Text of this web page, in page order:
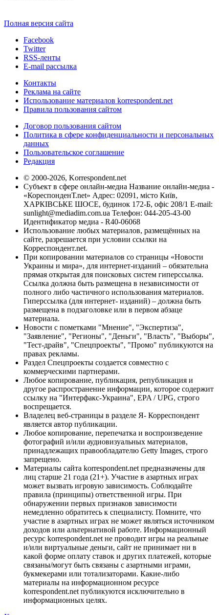
Полная версия сайта
Facebook
Twitter
RSS-ленты
E-mail рассылка
Контакты
Реклама на сайте
Использование материалов korrespondent.net
Правила пользования сайтом
Договор пользования сайтом
Политика в сфере конфиденциальности и персональных
данных
Пользовательское соглашение
Редакция
© 2000-2026, Korrespondent.net
Субъект в сфере онлайн-медиа Название онлайн-медиа -
«КореспонденТ.net» Адрес: 02091, місто Київ,
ХАРКІВСЬКЕ ШОСЕ, будинок 172-Б, офіс 208/1 E-mail:
sunlight@mediadim.com.ua Телефон: 044-205-43-00
Идентификатор медиа - R40-06068
Использование любых материалов, размещённых на
сайте, разрешается при условии ссылки на
Корреспондент.net.
При копировании материалов со страницы «Новости
Украины и мира», для интернет-изданий – обязательна
прямая открытая для поисковых систем гиперссылка.
Ссылка должна быть размещена в независимости от
полного либо частичного использования материалов.
Гиперссылка (для интернет- изданий) – должна быть
размещена в подзаголовке или в первом абзаце
материала.
Новости с пометками "Мнение", "Экспертиза",
"Заявление", "Регионы", "Деньги", "Власть", "Выборы",
"Тест-драйв", "Спецпроекты", "Промо" публикуются на
правах рекламы.
Раздел Спецпроекты создается совместно с
коммерческими партнерами.
Любое копирование, публикация, републикация и
другое распространение информации, которое содержит
ссылку на "Интерфакс-Украина", EPA / UPG, строго
воспрещается.
Владелец веб-страницы в разделе Я- Корреспондент
является автор публикации.
Любое копирование, перепечатка и воспроизведение
фотографий и/или аудиовизуальных материалов,
принадлежащих правообладателю Getty Images, строго
запрещено.
Материалы сайта korrespondent.net предназначены для
лиц старше 21 года (21+). Участие в азартных играх
может вызвать игровую зависимость. Соблюдайте
правила (принципы) ответственной игры. При
обнаружении первых признаков зависимости
немедленно обратитесь к специалисту. Помните, что
участие в азартных играх не может являться источником
доходов или альтернативой работе. Информационный
ресурс korrespondent.net не проводит игры на реальные
и/или виртуальные деньги, сайт не принимает ни в
какой форме оплату ставок и других платежей, которые
связаны/могут быть связаны с азартными играми,
букмекерами или тотализаторами. Какие-либо
материалы на информационном ресурсе
korrespondent.net публикуются исключительно в
информационных целях.